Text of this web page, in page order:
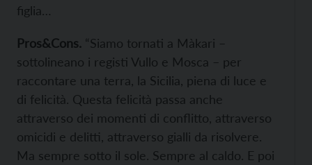
figlia…
Pros&Cons. “Siamo tornati a Màkari –
sottolineano i registi Vullo e Mosca – per
raccontare una terra, la Sicilia, piena di luce e
di felicità. Questa felicità passa anche
attraverso dei momenti di conflitto, attraverso
omicidi e delitti, attraverso gialli da risolvere.
Ma sempre sotto il sole. Sempre al caldo. E poi